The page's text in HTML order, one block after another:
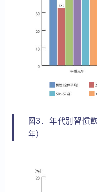
図3．年代別習慣
年）